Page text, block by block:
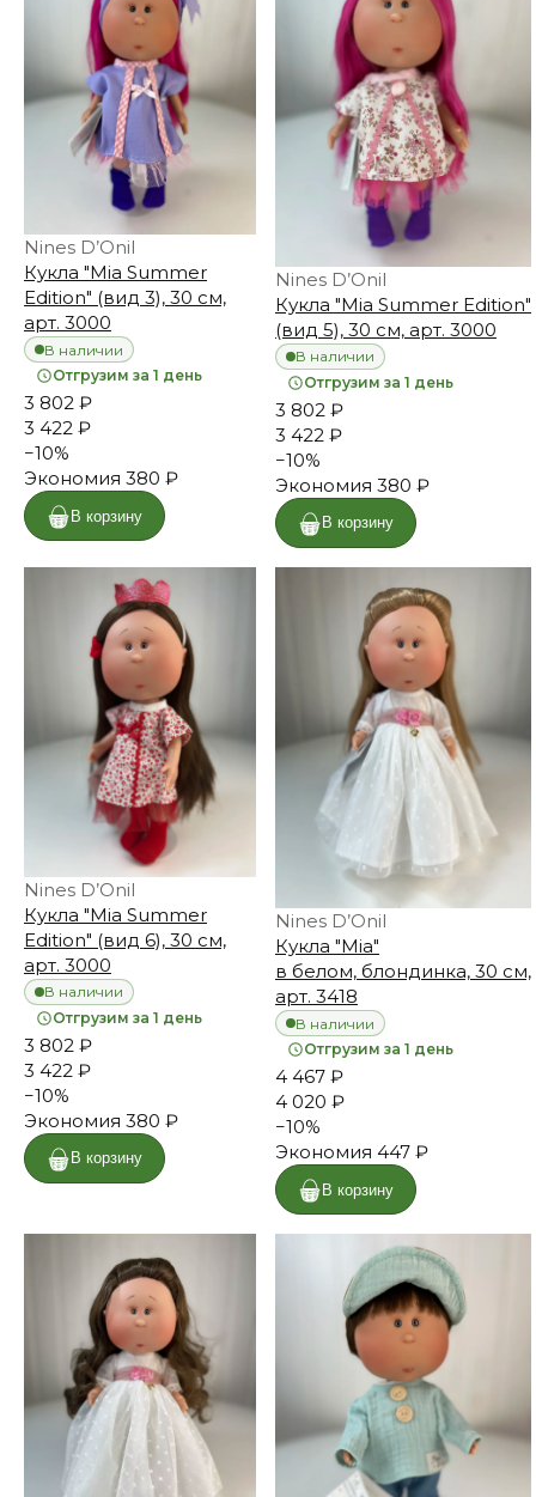
Nines D’Onil
Кукла "Mia Summer
Edition" (вид 3), 30 см,
арт. 3000
В наличии
Отгрузим за 1 день
3 802 ₽
3 422 ₽
−10%
Экономия 380 ₽
В корзину
Nines D’Onil
Кукла "Mia Summer Edition"
(вид 5), 30 см, арт. 3000
В наличии
Отгрузим за 1 день
3 802 ₽
3 422 ₽
−10%
Экономия 380 ₽
В корзину
Nines D’Onil
Кукла "Mia Summer
Edition" (вид 6), 30 см,
арт. 3000
В наличии
Отгрузим за 1 день
3 802 ₽
3 422 ₽
−10%
Экономия 380 ₽
В корзину
Nines D’Onil
Кукла "Mia"
в белом, блондинка, 30 см,
арт. 3418
В наличии
Отгрузим за 1 день
4 467 ₽
4 020 ₽
−10%
Экономия 447 ₽
В корзину